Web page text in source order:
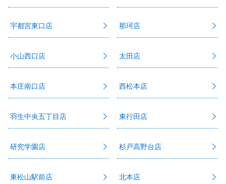
宇都宮東口店 那珂店
小山西口店 太田店
本庄南口店 西松本店
羽生中央五丁目店 東行田店
研究学園店 杉戸高野台店
東松山駅前店 北本店